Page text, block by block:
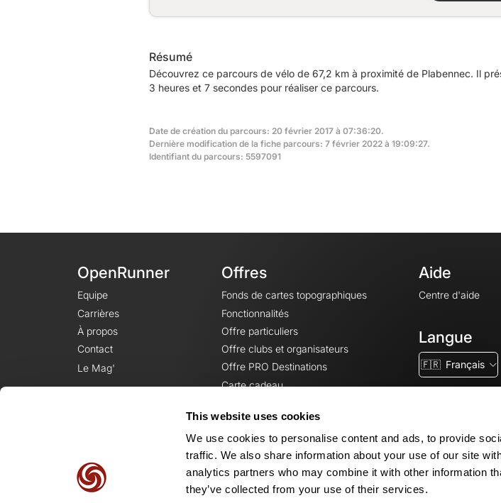
This website uses cookies
We use cookies to personalise content and ads, to provide
traffic. We also share information about your use of our site
analytics partners who may combine it with other information
they’ve collected from your use of their services.
Résumé
Découvrez ce parcours de vélo de 67,2 km à proximité de Plabennec. Il
3 heures et 7 secondes pour réaliser ce parcours.
Date de création du parcours: 20 février 2017 à 07:36:20.
Dernière modification de la fiche parcours: 7 février 2022 à 19:09:27.
Identifiant du parcours: 5597091
OpenRunner
Equipe
Carrières
À propos
Contact
Le Mag'
Offres
Fonds de cartes topographiques
Fonctionnalités
Offre particuliers
Offre clubs et organisateurs
Offre PRO Destinations
Carte cadeau
Aide
Centre d'aide
Langue
🇫🇷 Français